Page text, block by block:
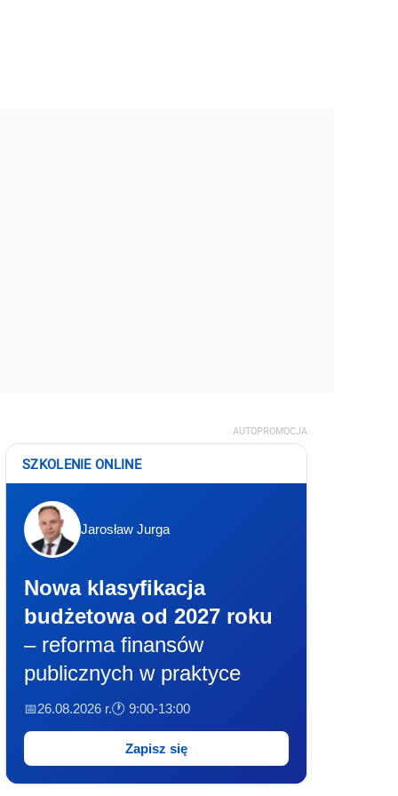
AUTOPROMOCJA
SZKOLENIE ONLINE
Jarosław Jurga
Nowa klasyfikacja
budżetowa od 2027 roku
– reforma finansów
publicznych w praktyce
📅26.08.2026 r.🕐 9:00-13:00
Zapisz się